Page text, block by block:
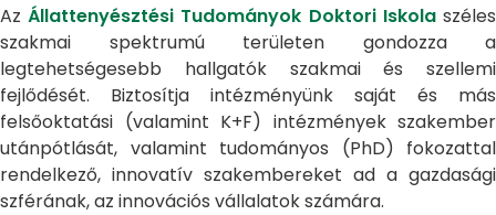
AzÁllattenyésztési Tudományok Doktori Iskolaszéles
szakmai spektrumú területen gondozza a
legtehetségesebb hallgatók szakmai és szellemi
fejlődését. Biztosítja intézményünk saját és más
felsőoktatási (valamint K+F) intézmények szakember
utánpótlását, valamint tudományos (PhD) fokozattal
rendelkező, innovatív szakembereket ad a gazdasági
szférának, az innovációs vállalatok számára.